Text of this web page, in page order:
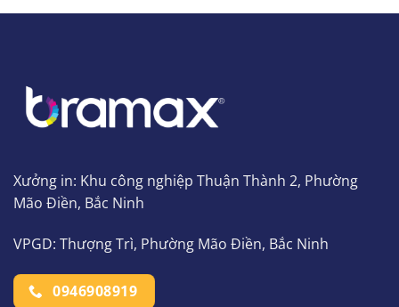
Xưởng in: Khu công nghiệp Thuận Thành 2, Phường
Mão Điền, Bắc Ninh
VPGD: Thượng Trì, Phường Mão Điền, Bắc Ninh
0946908919